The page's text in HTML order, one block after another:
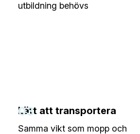
utbildning behövs
03
Lätt att transportera
Samma vikt som mopp och